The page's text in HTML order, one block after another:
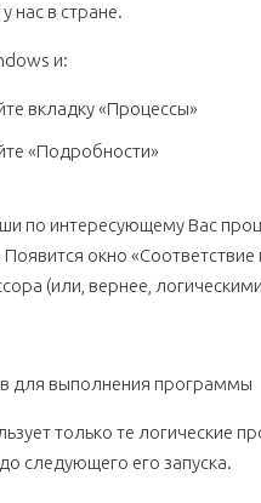
нас в стране.
и:
вкладку «Процессы»
«Подробности»
по интересующему Вас
Появится окно
(или, вернее,
для выполнения программы
только те логические
следующего его запуска.